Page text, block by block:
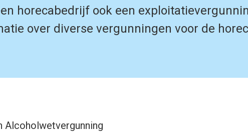
horecabedrijf ook een
over diverse vergunningen voor de
Alcoholwetvergunning